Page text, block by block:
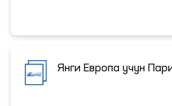
Янги Европа учун